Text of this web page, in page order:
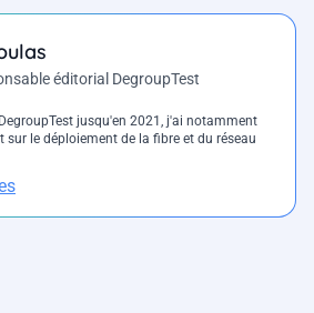
éditorial DegroupTest
jusqu'en 2021, j'ai notamment
le déploiement de la fibre et du réseau